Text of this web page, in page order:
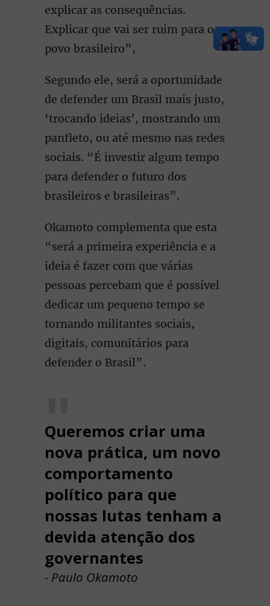
explicar as consequências.
Explicar que vai ser ruim para o
povo brasileiro”,
Segundo ele, será a oportunidade
de defender um Brasil mais justo,
‘trocando ideias’, mostrando um
panfleto, ou até mesmo nas redes
sociais. “É investir algum tempo
para defender o futuro dos
brasileiros e brasileiras”.
Okamoto complementa que esta
“será a primeira experiência e a
ideia é fazer com que várias
pessoas percebam que é possível
dedicar um pequeno tempo se
tornando militantes sociais,
digitais, comunitários para
defender o Brasil”.
Queremos criar uma
nova prática, um novo
comportamento
político para que
nossas lutas tenham a
devida atenção dos
governantes
- Paulo Okamoto